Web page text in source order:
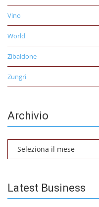
Vino
World
Zibaldone
Zungri
Archivio
Latest Business